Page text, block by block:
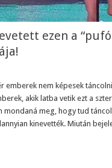
ezen a
emberek nem képesek
akik latba vetik ezt a
mondaná meg, hogy tud
kinevették. Miután